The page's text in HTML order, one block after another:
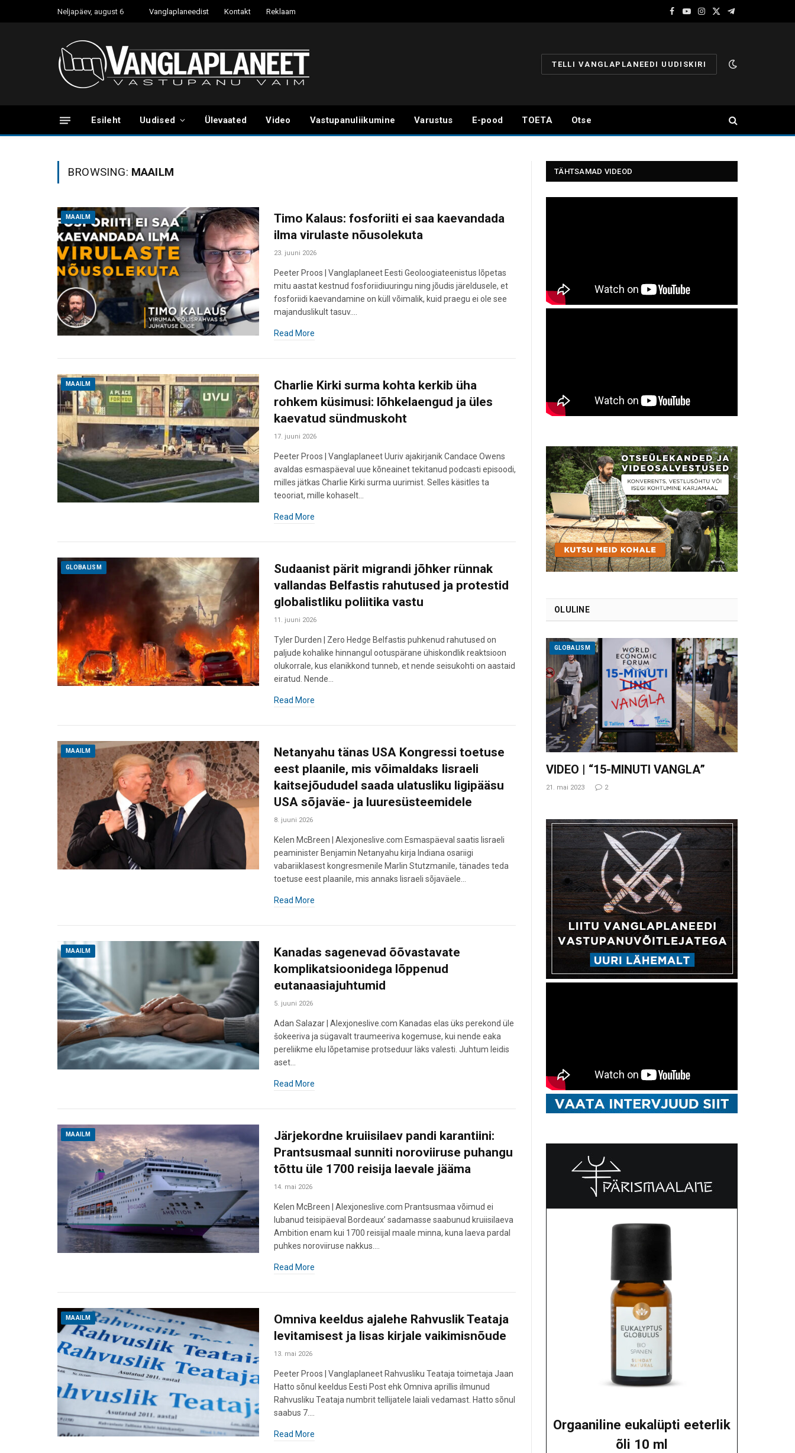
Neljapäev, august 6 Vanglaplaneedist Kontakt Reklaam
Facebook
YouTube
Instagram
X
Telegram
TELLI VANGLAPLANEEDI UUDISKIRI
Esileht Uudised Ülevaated Video Vastupanuliikumine Varustus E-pood TOETA Otse
BROWSING: MAAILM
MAAILM
Timo Kalaus: fosforiiti ei saa kaevandada
ilma virulaste nõusolekuta
23. juuni 2026
Peeter Proos | Vanglaplaneet Eesti Geoloogiateenistus lõpetas
mitu aastat kestnud fosforiidiuuringu ning jõudis järeldusele, et
fosforiidi kaevandamine on küll võimalik, kuid praegu ei ole see
majanduslikult tasuv.…
Read More
MAAILM
Charlie Kirki surma kohta kerkib üha
rohkem küsimusi: lõhkelaengud ja üles
kaevatud sündmuskoht
17. juuni 2026
Peeter Proos | Vanglaplaneet Uuriv ajakirjanik Candace Owens
avaldas esmaspäeval uue kõneainet tekitanud podcasti episoodi,
milles jätkas Charlie Kirki surma uurimist. Selles käsitles ta
teooriat, mille kohaselt…
Read More
GLOBALISM
Sudaanist pärit migrandi jõhker rünnak
vallandas Belfastis rahutused ja protestid
globalistliku poliitika vastu
11. juuni 2026
Tyler Durden | Zero Hedge Belfastis puhkenud rahutused on
paljude kohalike hinnangul ootuspärane ühiskondlik reaktsioon
olukorrale, kus elanikkond tunneb, et nende seisukohti on aastaid
eiratud. Nende…
Read More
MAAILM
Netanyahu tänas USA Kongressi toetuse
eest plaanile, mis võimaldaks Iisraeli
kaitsejõududel saada ulatusliku ligipääsu
USA sõjaväe- ja luuresüsteemidele
8. juuni 2026
Kelen McBreen | Alexjoneslive.com Esmaspäeval saatis Iisraeli
peaminister Benjamin Netanyahu kirja Indiana osariigi
vabariiklasest kongresmenile Marlin Stutzmanile, tänades teda
toetuse eest plaanile, mis annaks Iisraeli sõjaväele…
Read More
MAAILM
Kanadas sagenevad õõvastavate
komplikatsioonidega lõppenud
eutanaasiajuhtumid
5. juuni 2026
Adan Salazar | Alexjoneslive.com Kanadas elas üks perekond üle
šokeeriva ja sügavalt traumeeriva kogemuse, kui nende eaka
pereliikme elu lõpetamise protseduur läks valesti. Juhtum leidis
aset…
Read More
MAAILM
Järjekordne kruiisilaev pandi karantiini:
Prantsusmaal sunniti noroviiruse puhangu
tõttu üle 1700 reisija laevale jääma
14. mai 2026
Kelen McBreen | Alexjoneslive.com Prantsusmaa võimud ei
lubanud teisipäeval Bordeaux’ sadamasse saabunud kruiisilaeva
Ambition enam kui 1700 reisijal maale minna, kuna laeva pardal
puhkes noroviiruse nakkus.…
Read More
MAAILM
Omniva keeldus ajalehe Rahvuslik Teataja
levitamisest ja lisas kirjale vaikimisnõude
13. mai 2026
Peeter Proos | Vanglaplaneet Rahvusliku Teataja toimetaja Jaan
Hatto sõnul keeldus Eesti Post ehk Omniva aprillis ilmunud
Rahvusliku Teataja numbrit tellijatele laiali vedamast. Hatto sõnul
saabus 7.…
Read More
TÄHTSAMAD VIDEOD
OLULINE
GLOBALISM
VIDEO | “15-MINUTI VANGLA”
21. mai 2023 2
Orgaaniline eukalüpti eeterlik
õli 10 ml